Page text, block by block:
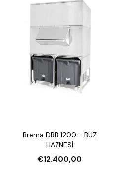
Brema DRB 1200 - BUZ
HAZNESİ
€12.400,00